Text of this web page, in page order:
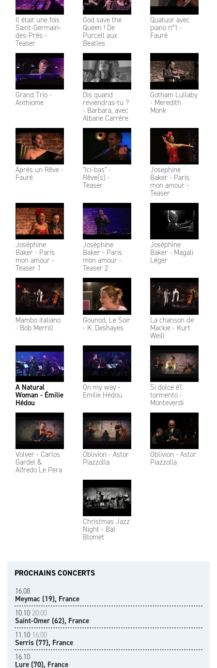
Il était une fois
Saint-Germain-
des-Prés -
Teaser
God save the
Queen ! De
Purcell aux
Beatles
Quatuor avec
piano n°1 -
Fauré
Grand Trio -
Anthiome
Dis quand
reviendras-tu ?
- Barbara, avec
Albane Carrère
Gotham Lullaby
- Meredith
Monk
Après un Rêve -
Fauré
"Ici-bas" -
Rêve(s) -
Teaser
Josephine
Baker - Paris
mon amour -
Teaser
Joséphine
Baker - Paris
mon amour -
Teaser 1
Joséphine
Baker - Paris
mon amour -
Teaser 2
Joséphine
Baker - Magali
Léger
Mambo italiano
- Bob Merrill
Gounod, Le Soir
- K. Deshayes
La chanson de
Mackie - Kurt
Weill
A Natural
Woman - Émilie
Hédou
On my way -
Emilie Hédou
Si dolce é'l
tormento -
Monteverdi
Volver - Carlos
Gardel &
Alfredo Le Pera
Oblivion - Astor
Piazzolla
Oblivion - Astor
Piazzolla
Christmas Jazz
Night - Bal
Blomet
PROCHAINS CONCERTS
16.08
Meymac (19), France
10.10 20:00
Saint-Omer (62), France
11.10 16:00
Serris (77), France
16.10
Lure (70), France